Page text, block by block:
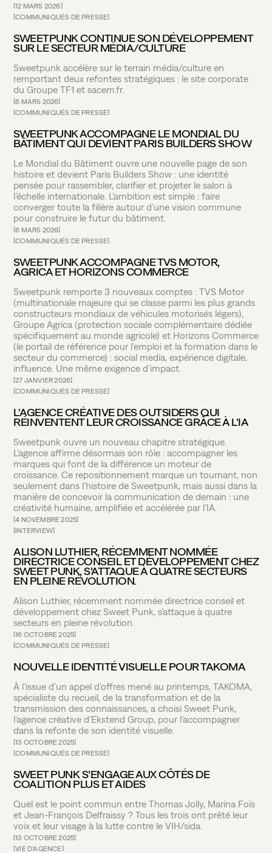
PARIS HQ
53 RUE DE CHÂTEAUDUN
75009 PARIS
12 MARS 2026
COMMUNIQUÉS DE PRESSE
SWEETPUNK CONTINUE SON DÉVELOPPEMENT
SUR LE SECTEUR MÉDIA/CULTURE
Sweetpunk accélère sur le terrain média/culture en
remportant deux refontes stratégiques : le site corporate
du Groupe TF1 et sacem.fr.
6 MARS 2026
COMMUNIQUÉS DE PRESSE
SWEETPUNK ACCOMPAGNE LE MONDIAL DU
BÂTIMENT QUI DEVIENT PARIS BUILDERS SHOW
Le Mondial du Bâtiment ouvre une nouvelle page de son
histoire et devient Paris Builders Show : une identité
pensée pour rassembler, clarifier et projeter le salon à
l’échelle internationale. L’ambition est simple : faire
converger toute la filière autour d’une vision commune
pour construire le futur du bâtiment.
6 MARS 2026
COMMUNIQUÉS DE PRESSE
SWEETPUNK ACCOMPAGNE TVS MOTOR,
AGRICA ET HORIZONS COMMERCE
Sweetpunk remporte 3 nouveaux comptes : TVS Motor
(multinationale majeure qui se classe parmi les plus grands
constructeurs mondiaux de véhicules motorisés légers),
Groupe Agrica (protection sociale complémentaire dédiée
spécifiquement au monde agricole) et Horizons Commerce
(le portail de référence pour l’emploi et la formation dans le
secteur du commerce) : social media, expérience digitale,
influence. Une même exigence d’impact.
27 JANVIER 2026
COMMUNIQUÉS DE PRESSE
L'AGENCE CRÉATIVE DES OUTSIDERS QUI
RÉINVENTENT LEUR CROISSANCE GRÂCE À L'IA
Sweetpunk ouvre un nouveau chapitre stratégique.
L’agence affirme désormais son rôle : accompagner les
marques qui font de la différence un moteur de
croissance. Ce repositionnement marque un tournant, non
seulement dans l’histoire de Sweetpunk, mais aussi dans la
manière de concevoir la communication de demain : une
créativité humaine, amplifiée et accélérée par l’IA.
4 NOVEMBRE 2025
INTERVIEW
ALISON LUTHIER, RÉCEMMENT NOMMÉE
DIRECTRICE CONSEIL ET DÉVELOPPEMENT CHEZ
SWEET PUNK, S’ATTAQUE À QUATRE SECTEURS
EN PLEINE RÉVOLUTION.
Alison Luthier, récemment nommée directrice conseil et
développement chez Sweet Punk, s’attaque à quatre
secteurs en pleine révolution.
16 OCTOBRE 2025
COMMUNIQUÉS DE PRESSE
NOUVELLE IDENTITÉ VISUELLE POUR TAKOMA
À l’issue d’un appel d’offres mené au printemps, TAKOMA,
spécialiste du recueil, de la transformation et de la
transmission des connaissances, a choisi Sweet Punk,
l’agence créative d’Ekstend Group, pour l’accompagner
dans la refonte de son identité visuelle.
13 OCTOBRE 2025
COMMUNIQUÉS DE PRESSE
SWEET PUNK S’ENGAGE AUX CÔTÉS DE
COALITION PLUS ET AIDES
Quel est le point commun entre Thomas Jolly, Marina Foïs
et Jean-François Delfraissy ? Tous les trois ont prêté leur
voix et leur visage à la lutte contre le VIH/sida.
13 OCTOBRE 2025
VIE D'AGENCE